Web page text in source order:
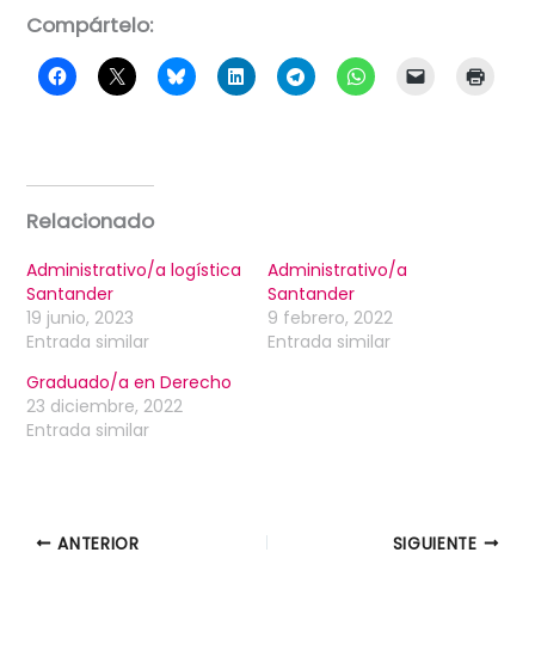
Compártelo:
Relacionado
Administrativo/a logística
Santander
19 junio, 2023
Entrada similar
Administrativo/a
Santander
9 febrero, 2022
Entrada similar
Graduado/a en Derecho
23 diciembre, 2022
Entrada similar
ANTERIOR SIGUIENTE